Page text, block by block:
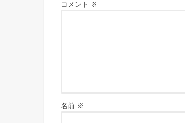
コメント ※
名前 ※